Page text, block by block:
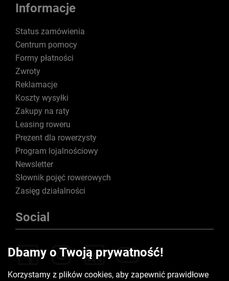
Informacje
Status zamówienia
Centrum pomocy
Formy płatności
Zwroty
Reklamacje
Koszty wysyłki
Zakupy na raty
Leasing roweru
Prezent dla rowerzysty
Program lojalnościowy
Newsletter
Słownik pojęć rowerowych
Zasięg działalności
Social
Dbamy o Twoją prywatność!
Korzystamy z plików cookies, aby zapewnić prawidłowe